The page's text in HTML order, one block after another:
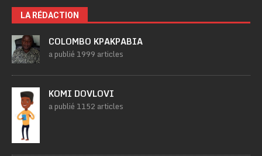
LA RÉDACTION
COLOMBO KPAKPABIA
a publié 1999 articles
KOMI DOVLOVI
a publié 1152 articles